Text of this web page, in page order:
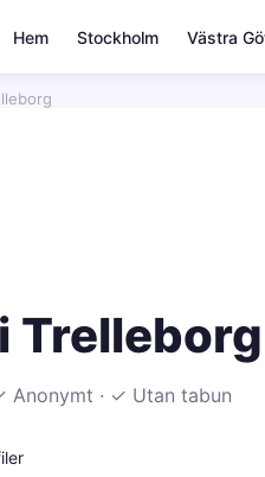
Hem Stockholm Västra
Anonymt · ✓ Utan tabun